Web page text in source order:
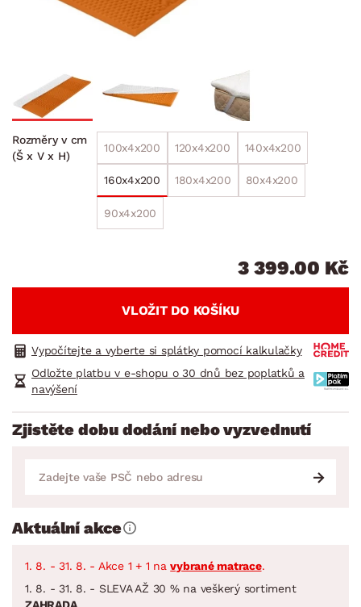
Rozměry v cm
(Š x V x H)
100x4x200 120x4x200 140x4x200
160x4x200 180x4x200 80x4x200
90x4x200
3 399.00 Kč
VLOŽIT DO KOŠÍKU
Vypočítejte a vyberte si splátky pomocí kalkulačky
Odložte platbu v e-shopu o 30 dnů bez poplatků a
navýšení
Zjistěte dobu dodání nebo vyzvednutí
Aktuální akce
1. 8. - 31. 8. - Akce 1 + 1 navybrané matrace.
1. 8. - 31. 8. - SLEVA AŽ 30 % na veškerý sortiment
ZAHRADA.